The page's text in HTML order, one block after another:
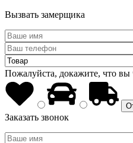
Вызвать замерщика
Пожалуйста, докажите, что вы
Заказать звонок